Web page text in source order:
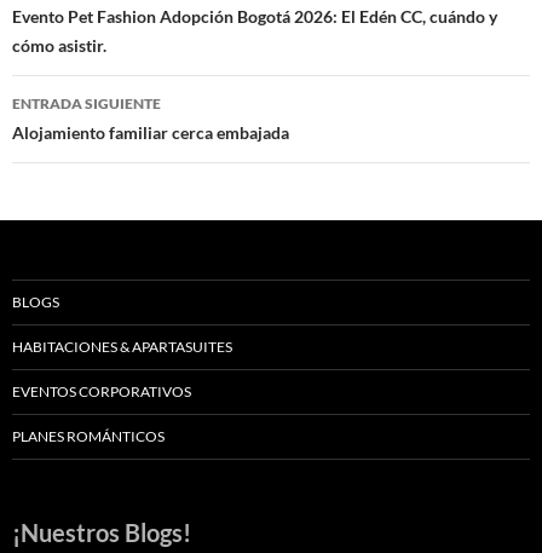
de
entradas
Evento Pet Fashion Adopción Bogotá 2026: El Edén CC, cuándo y
cómo asistir.
ENTRADA SIGUIENTE
Alojamiento familiar cerca embajada
BLOGS
HABITACIONES & APARTASUITES
EVENTOS CORPORATIVOS
PLANES ROMÁNTICOS
¡Nuestros Blogs!